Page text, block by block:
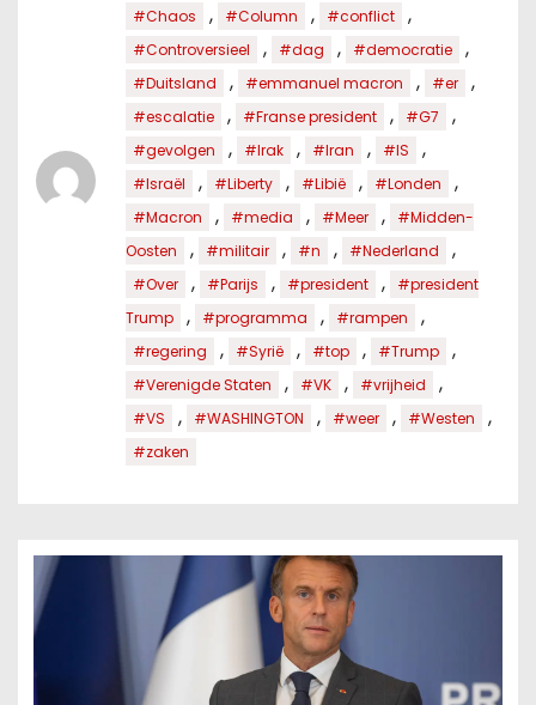
#Chaos , #Column , #conflict ,
#Controversieel , #dag , #democratie ,
#Duitsland , #emmanuel macron , #er ,
#escalatie , #Franse president , #G7 ,
#gevolgen , #Irak , #Iran , #IS ,
#Israël , #Liberty , #Libië , #Londen ,
#Macron , #media , #Meer ,
#Midden-
Oosten
, #militair , #n , #Nederland ,
#Over , #Parijs , #president ,
#president
Trump
, #programma , #rampen ,
#regering , #Syrië , #top , #Trump ,
#Verenigde Staten , #VK , #vrijheid ,
#VS , #WASHINGTON , #weer , #Westen ,
#zaken